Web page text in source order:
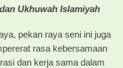
Ukhuwah Islamiyah
pekan raya seni ini juga
rasa kebersamaan
dan kerja sama dalam